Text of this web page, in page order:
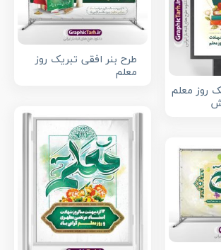
روز معلم
طرح بنر افقی تبریک روز
معلم